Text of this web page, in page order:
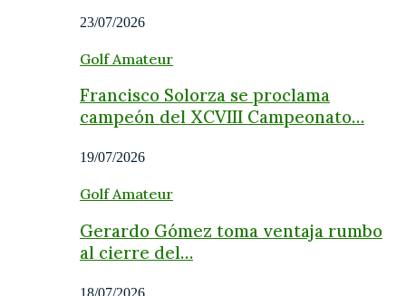
23/07/2026
Golf Amateur
Francisco Solorza se proclama
campeón del XCVIII Campeonato…
19/07/2026
Golf Amateur
Gerardo Gómez toma ventaja rumbo
al cierre del…
18/07/2026